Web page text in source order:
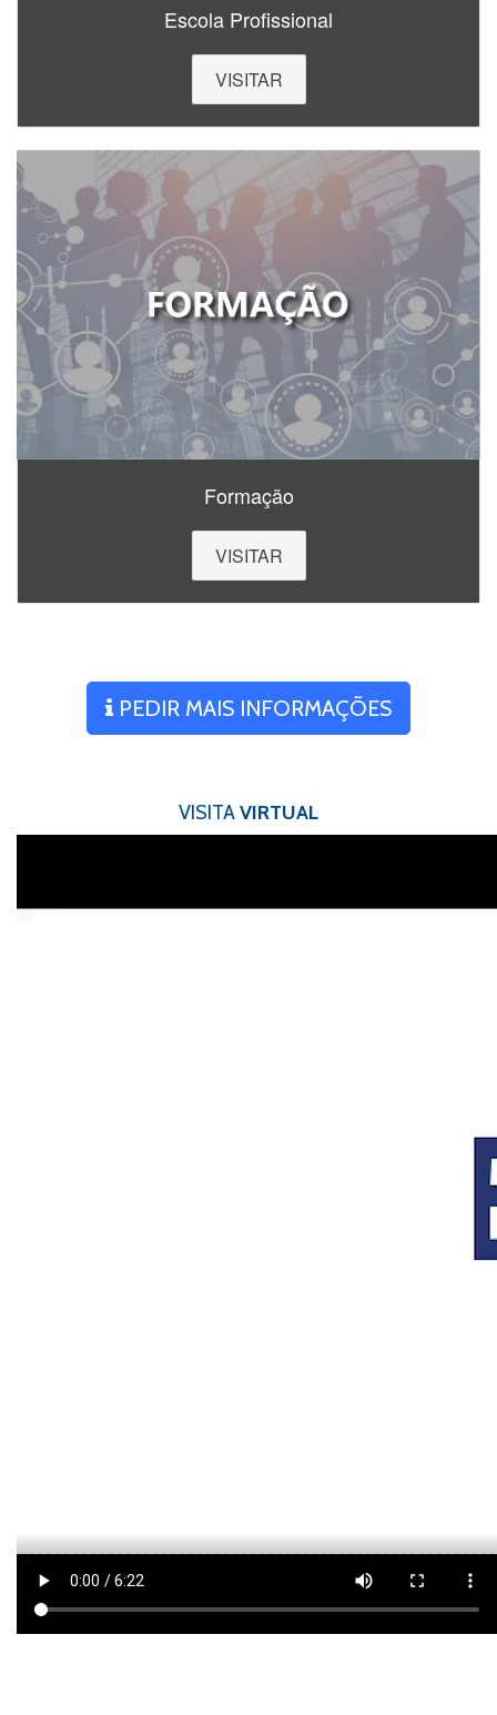
Escola Profissional
VISITAR
Formação
VISITAR
PEDIR MAIS INFORMAÇÕES
VISITAVIRTUAL